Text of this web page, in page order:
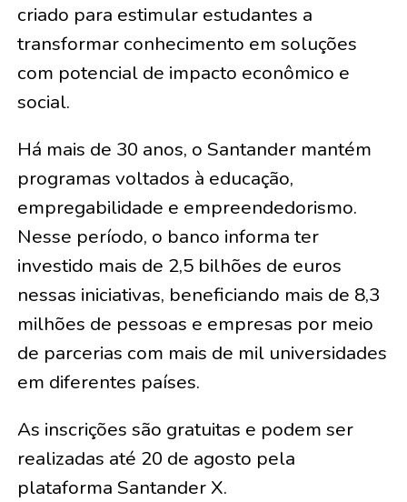
criado para estimular estudantes a
transformar conhecimento em soluções
com potencial de impacto econômico e
social.
Há mais de 30 anos, o Santander mantém
programas voltados à educação,
empregabilidade e empreendedorismo.
Nesse período, o banco informa ter
investido mais de 2,5 bilhões de euros
nessas iniciativas, beneficiando mais de 8,3
milhões de pessoas e empresas por meio
de parcerias com mais de mil universidades
em diferentes países.
As inscrições são gratuitas e podem ser
realizadas até 20 de agosto pela
plataforma Santander X.